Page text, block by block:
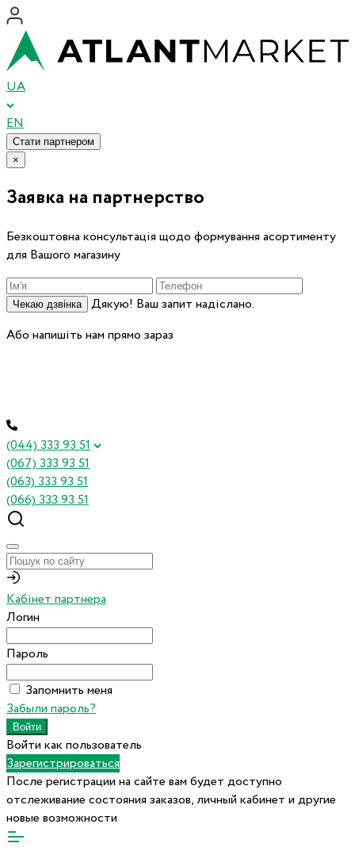
UA
EN
Стати партнером
×
Заявка на партнерство
Безкоштовна консультація щодо формування асортименту
для Вашого магазину
Чекаю дзвінка
Дякую! Ваш запит надіслано.
Або напишіть нам прямо зараз
(044) 333 93 51
(067) 333 93 51
(063) 333 93 51
(066) 333 93 51
Кабінет партнера
Логин
Пароль
Запомнить меня
Забыли пароль?
Войти как пользователь
Зарегистрироваться
После регистрации на сайте вам будет доступно
отслеживание состояния заказов, личный кабинет и другие
новые возможности